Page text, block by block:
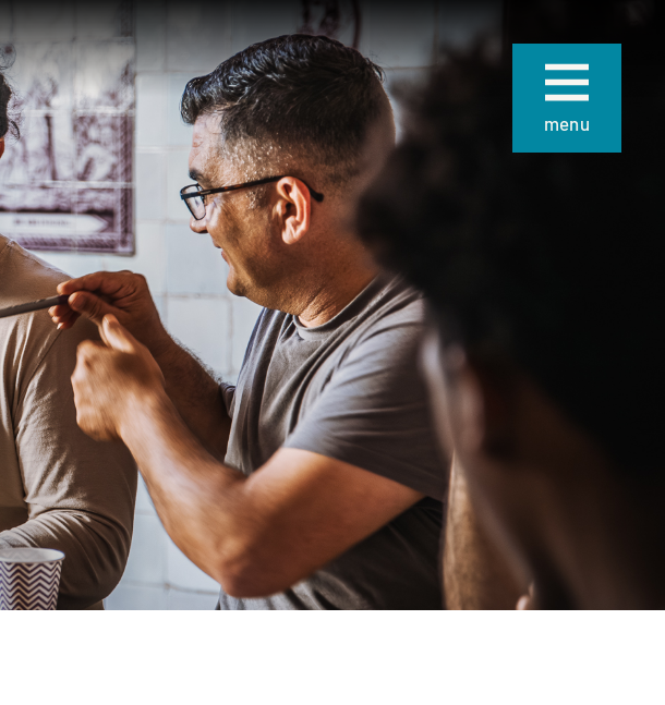
menu
Collectie
Over de collectie
Zoek in de collectie
Plateel
Religieuze kunst
Haagse School en
School van
Barbizon
Stadsmaquette
Organisatie
Steun ons
Nieuws
Verhuur
Contact